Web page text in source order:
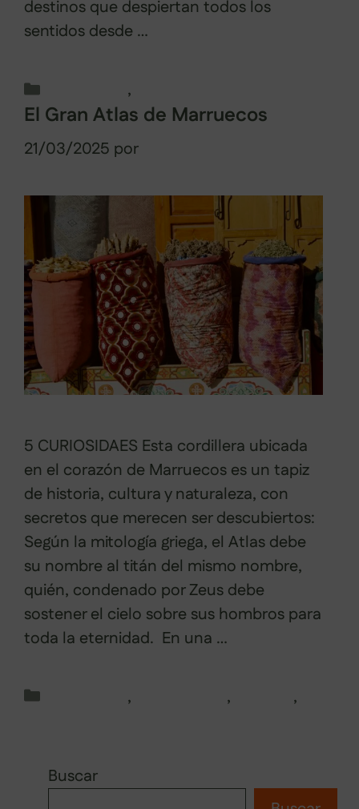
destinos que despiertan todos los
sentidos desde …
,
El Gran Atlas de Marruecos
21/03/2025 por
5 CURIOSIDAES Esta cordillera ubicada
en el corazón de Marruecos es un tapiz
de historia, cultura y naturaleza, con
secretos que merecen ser descubiertos:
Según la mitología griega, el Atlas debe
su nombre al titán del mismo nombre,
quién, condenado por Zeus debe
sostener el cielo sobre sus hombros para
toda la eternidad. En una …
, ,
,
Buscar